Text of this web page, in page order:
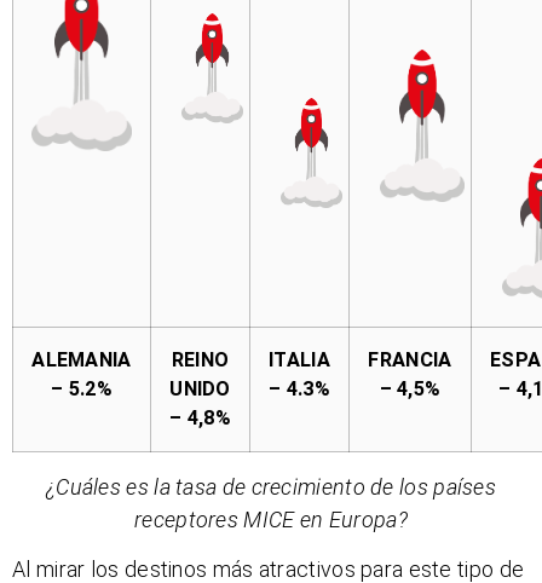
ALEMANIA
– 5.2%
REINO
UNIDO
– 4,8%
ITALIA
– 4.3%
FRANCIA
– 4,5%
–
¿Cuáles es la tasa de crecimiento de los países
receptores MICE en Europa?
Al mirar los destinos más atractivos para este tipo de